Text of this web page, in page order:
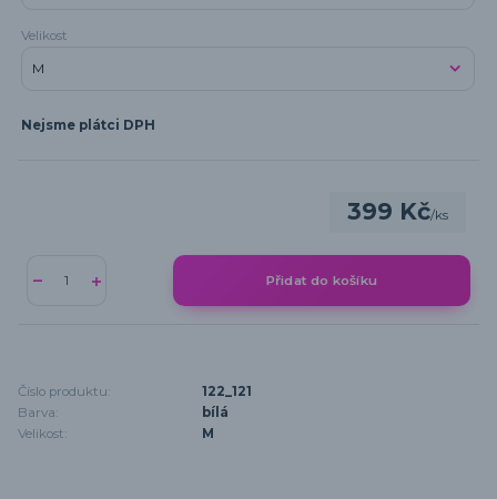
Velikost
Nejsme plátci DPH
399 Kč/ks
Přidat do košíku
Číslo produktu:
122_121
Barva:
bílá
Velikost:
M